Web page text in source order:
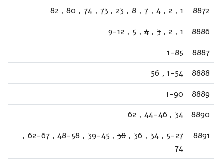
8872
1
,
2
,
4
,
7
,
8
,
23
,
73
,
74
,
80
,
82
8886
1
,
2
,
3
,
4
,
5
,
9-12
8887
1-85
8888
1-54
,
56
8889
1-90
8890
34
,
44-46
,
62
8891
5-27
,
34
,
36
,
38
,
39-45
,
48-58
,
62-67
,
74